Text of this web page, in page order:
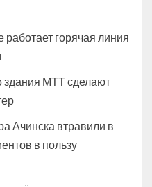
работает горячая линия
здания МТТ сделают
Ачинска втравили в
в пользу